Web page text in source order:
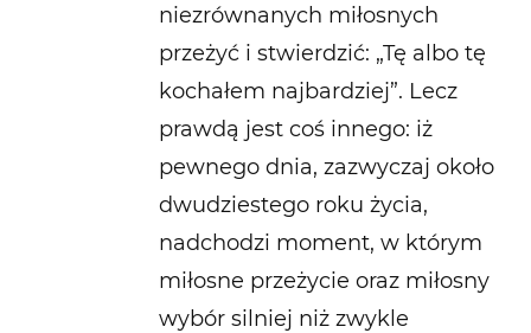
niezrównanych miłosnych
przeżyć i stwierdzić: „Tę albo tę
kochałem najbardziej”. Lecz
prawdą jest coś innego: iż
pewnego dnia, zazwyczaj około
dwudziestego roku życia,
nadchodzi moment, w którym
miłosne przeżycie oraz miłosny
wybór silniej niż zwykle